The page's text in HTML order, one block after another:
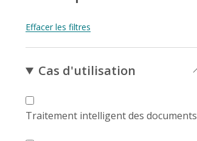
Cas d'utilisation
Traitement intelligent des documents